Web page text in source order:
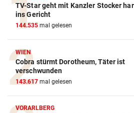
TV-Star geht mit Kanzler Stocker
ins Gericht
144.535 mal gelesen
WIEN
Cobra stürmt Dorotheum, Täter ist
verschwunden
143.617 mal gelesen
VORARLBERG